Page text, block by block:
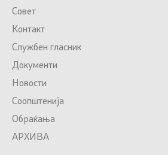
Совет
Контакт
Службен гласник
Документи
Новости
Соопштенија
Обраќања
АРХИВА